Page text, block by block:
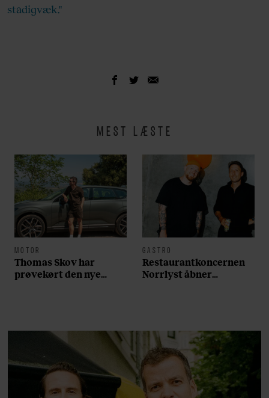
stadigvæk."
MEST LÆSTE
MOTOR
Thomas Skov har
prøvekørt den nye
GASTRO
Restaurantkoncernen
Norrlyst åbner